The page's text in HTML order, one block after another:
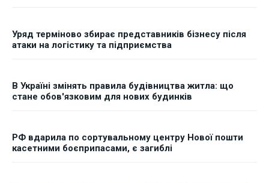
Уряд терміново збирає представників бізнесу після
атаки на логістику та підприємства
В Україні змінять правила будівництва житла: що
стане обов'язковим для нових будинків
РФ вдарила по сортувальному центру Нової пошти
касетними боєприпасами, є загиблі